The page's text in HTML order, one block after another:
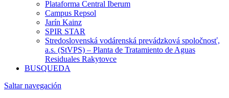
Plataforma Central Iberum
Campus Repsol
Jarín Kainz
SPIR STAR
Stredoslovenská vodárenská prevádzková spoločnosť,
a.s. (StVPS) – Planta de Tratamiento de Aguas
Residuales Rakytovce
BUSQUEDA
Saltar navegación